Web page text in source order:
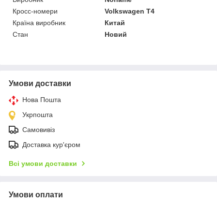
Кросс-номери
Volkswagen T4
Країна виробник
Китай
Стан
Новий
Умови доставки
Нова Пошта
Укрпошта
Самовивіз
Доставка кур'єром
Всі умови доставки
Умови оплати